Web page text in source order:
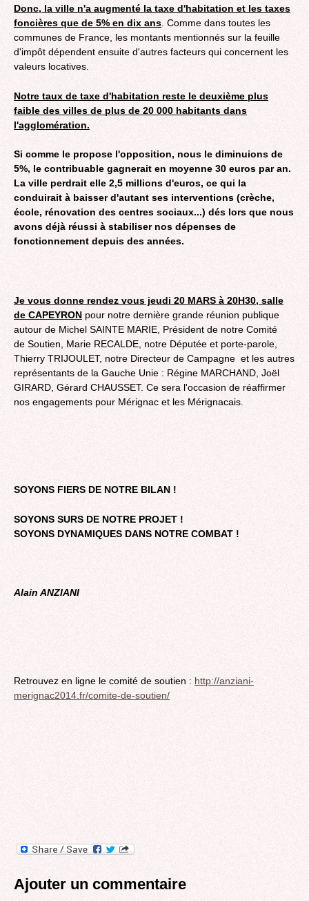
Donc, la ville n'a augmenté la taxe d'habitation et les taxes
foncières que de 5% en dix ans . Comme dans toutes les
communes de France, les montants mentionnés sur la feuille
d'impôt dépendent ensuite d'autres facteurs qui concernent les
valeurs locatives.
Notre taux de taxe d'habitation reste le deuxième plus
faible des villes de plus de 20 000 habitants dans
l'agglomération.
Si comme le propose l'opposition, nous le diminuions de
5%, le contribuable gagnerait en moyenne 30 euros par an.
La ville perdrait elle 2,5 millions d'euros, ce qui la
conduirait à baisser d'autant ses interventions (crèche,
école, rénovation des centres sociaux...) dés lors que nous
avons déjà réussi à stabiliser nos dépenses de
fonctionnement depuis des années.
Je vous donne rendez vous jeudi 20 MARS à 20H30, salle
de CAPEYRON pour notre dernière grande réunion publique
autour de Michel SAINTE MARIE, Président de notre Comité
de Soutien, Marie RECALDE, notre Députée et porte-parole,
Thierry TRIJOULET, notre Directeur de Campagne et les autres
représentants de la Gauche Unie : Régine MARCHAND, Joël
GIRARD, Gérard CHAUSSET. Ce sera l'occasion de réaffirmer
nos engagements pour Mérignac et les Mérignacais.
SOYONS FIERS DE NOTRE BILAN !
SOYONS SURS DE NOTRE PROJET !
SOYONS DYNAMIQUES DANS NOTRE COMBAT !
Alain ANZIANI
Retrouvez en ligne le comité de soutien : http://anziani-
merignac2014.fr/comite-de-soutien/
Ajouter un commentaire